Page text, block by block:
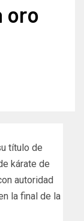
oro
título de
kárate de
autoridad
la final de la